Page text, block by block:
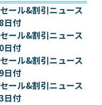
ール&割引ニュース
日付
ール&割引ニュース
日付
ール&割引ニュース
日付
ール&割引ニュース
日付